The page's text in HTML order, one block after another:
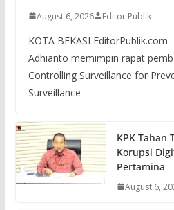
August 6, 2026 Editor Publik
KOTA BEKASI EditorPublik.com
Adhianto memimpin rapat
Controlling Surveillance for
Surveillance
KPK Tahan
Korupsi
Pertamina
August 6,